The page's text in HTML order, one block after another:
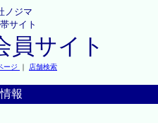
ノジマ
サイト
員サイト
ージ ｜ 店舗検索
報